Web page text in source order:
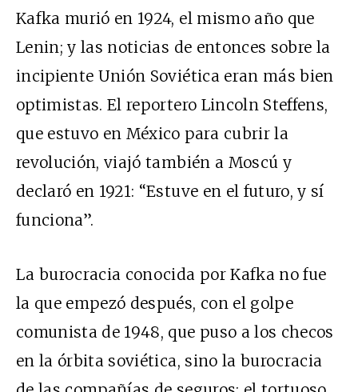
Kafka murió en 1924, el mismo año que
Lenin; y las noticias de entonces sobre la
incipiente Unión Soviética eran más bien
optimistas. El reportero Lincoln Steffens,
que estuvo en México para cubrir la
revolución, viajó también a Moscú y
declaró en 1921: “Estuve en el futuro, y sí
funciona”.
La burocracia conocida por Kafka no fue
la que empezó después, con el golpe
comunista de 1948, que puso a los checos
en la órbita soviética, sino la burocracia